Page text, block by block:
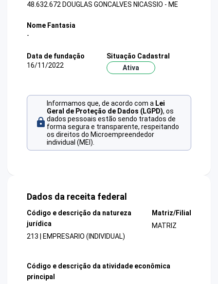
48.632.672 DOUGLAS GONCALVES NICASSIO - ME
Nome Fantasia
-
Data de fundação
16/11/2022
Situação Cadastral
Ativa
Informamos que, de acordo com a Lei
Geral de Proteção de Dados (LGPD), os
dados pessoais estão sendo tratados de
forma segura e transparente, respeitando
os direitos do Microempreendedor
individual (MEI).
Dados da receita federal
Código e descrição da natureza
jurídica
213 | EMPRESARIO (INDIVIDUAL)
Matriz/Filial
MATRIZ
Código e descrição da atividade econômica
principal